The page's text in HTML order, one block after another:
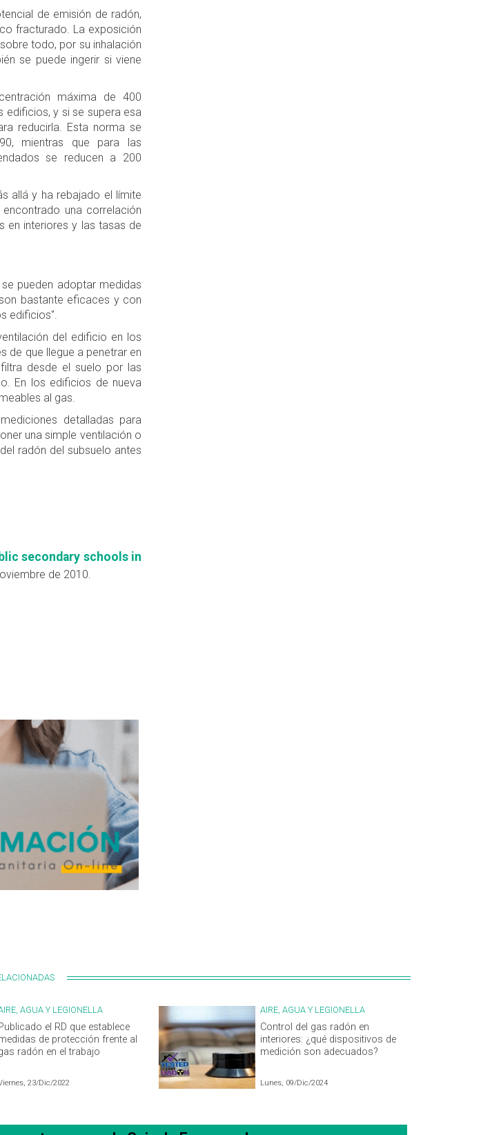
de emisión de radón,
fracturado. La exposición
todo, por su inhalación
se puede ingerir si viene
máxima de 400
edificios, y si se supera esa
reducirla. Esta norma se
mientras que para las
se reducen a 200
allá y ha rebajado el límite
una correlación
en interiores y las tasas de
pueden adoptar medidas
bastante eficaces y con
edificios".
del edificio en los
de que llegue a penetrar en
desde el suelo por las
En los edificios de nueva
al gas.
detalladas para
una simple ventilación o
radón del subsuelo antes
secondary schools in
de 2010.
AGUA Y LEGIONELLA
el RD que establece
de protección frente al
radón en el trabajo
23/Dic/2022
AIRE, AGUA Y LEGIONELLA
Control del gas radón en
interiores: ¿qué dispositivos de
medición son adecuados?
Lunes, 09/Dic/2024